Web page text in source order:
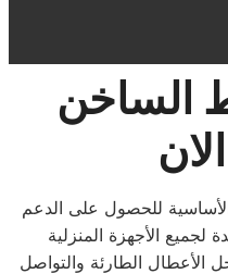
الساخن
للحصول على الدعم
الأعطال الطارئة والتواصل